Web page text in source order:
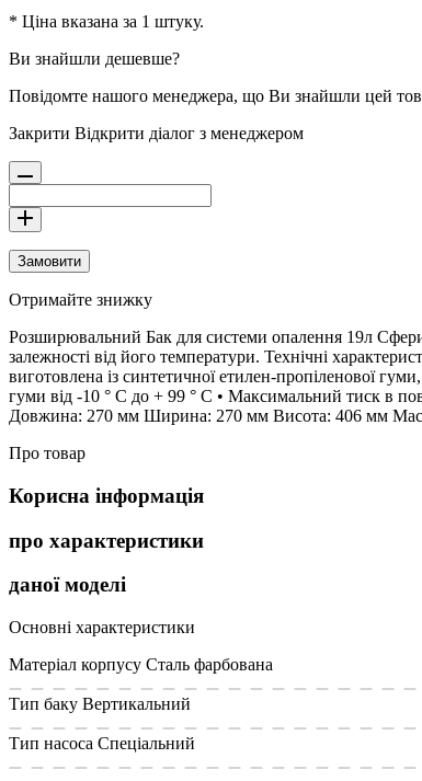
* Ціна вказана за 1 штуку.
Ви знайшли дешевше?
Повідомте нашого менеджера, що Ви знайшли цей
Закрити Відкрити діалог з менеджером
Замовити
Отримайте знижку
Розширювальний Бак для системи опалення 19л
залежності від його температури. Технічні
виготовлена із синтетичної етилен-пропіленової
гуми від -10 ° С до + 99 ° С • Максимальний тиск в
Довжина: 270 мм Ширина: 270 мм Висота: 406 мм
Про товар
Корисна інформація
про характеристики
даної моделі
Основні характеристики
Матеріал корпусу Сталь фарбована
Тип баку Вертикальний
Тип насоса Спеціальний